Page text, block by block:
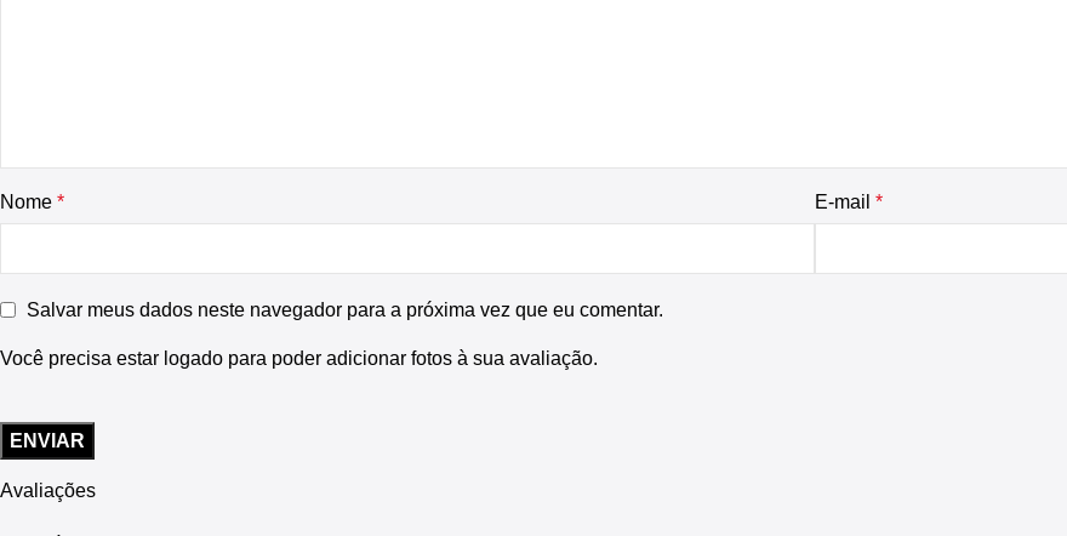
Avaliações
Nome * E-mail *
Salvar meus dados neste navegador para a próxima vez que eu comentar.
Você precisa estar logado para poder adicionar fotos à sua avaliação.